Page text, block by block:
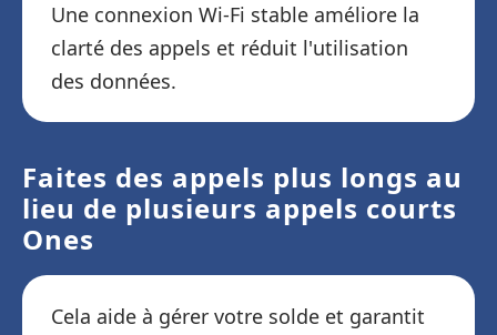
Une connexion Wi-Fi stable améliore la
clarté des appels et réduit l'utilisation
des données.
Faites des appels plus longs au
lieu de plusieurs appels courts
Ones
Cela aide à gérer votre solde et garantit